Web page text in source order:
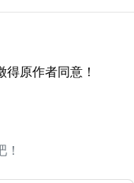
原作者同意！